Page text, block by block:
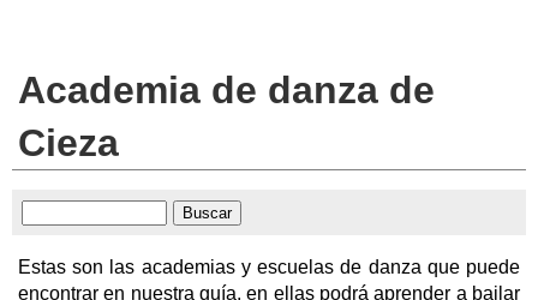
Academia de danza de
Cieza
Estas son las academias y escuelas de danza que puede
encontrar en nuestra guía, en ellas podrá aprender a bailar